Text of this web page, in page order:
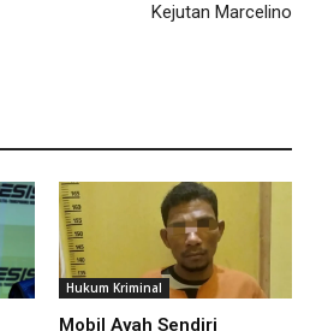
Kejutan Marcelino
Hukum Kriminal
Mobil Ayah Sendiri